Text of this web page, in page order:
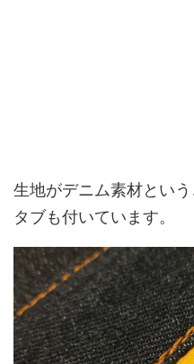
生地がデニム素材とい
タブも付いています。